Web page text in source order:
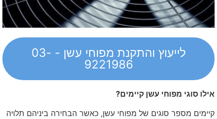
לייעוץ והתקנת מפוחי עשן - 03-
9221986
אילו סוגי מפוחי עשן קיימים?
קיימים מספר סוגים של מפוחי עשן, כאשר הבחירה ביניהם תלויה